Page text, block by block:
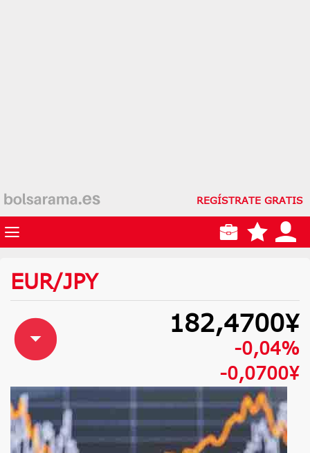
REGÍSTRATE GRATIS
EUR/JPY
182,4700¥
-0,04%
-0,0700¥